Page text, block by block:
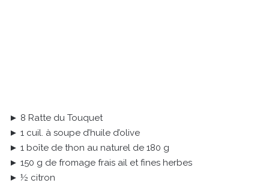
► 8 Ratte du Touquet
► 1 cuil. à soupe d’huile d’olive
► 1 boîte de thon au naturel de 180 g
► 150 g de fromage frais ail et fines herbes
► ½ citron